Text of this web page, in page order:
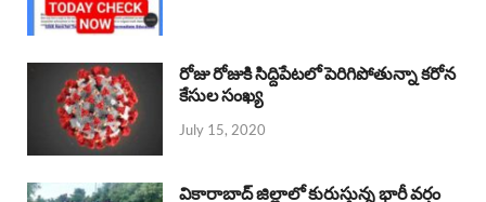
రోజు రోజుకి సిద్దిపేటలో పెరిగిపోతున్నా కరోన
కేసుల సంఖ్య
July 15, 2020
వికారాబాద్ జిల్లాలో కురుస్తున్న భారీ వర్షం